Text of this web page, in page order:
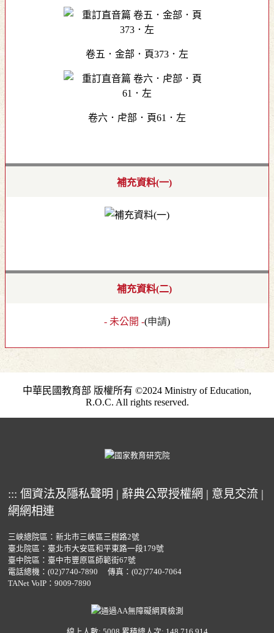
卷五．金部．頁373．左
卷六．虍部．頁61．左
補充資料(一)
補充資料(二)
- 未公開 -(申請)
中華民國教育部 版權所有 ©2024 Ministry of Education,
R.O.C. All rights reserved.
::: 個資法及隱私聲明 | 辭典公眾授權網 | 意見交流 |
網網相連
三峽總院區：新北市三峽區三樹路2號
臺北院區：臺北市大安區和平東路一段179號
臺中院區：臺中市豐原區師範街67號
電話總機： (02)7740-7890
傳真：(02)7740-7064
TANet VoIP：9009-7890